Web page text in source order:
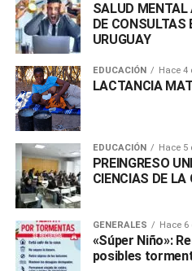
SALUD MENTAL
DE CONSULTAS
URUGUAY
EDUCACIÓN Hace 4
LACTANCIA
EDUCACIÓN Hace 5
PREINGRESO
CIENCIAS DE LA
GENERALES Hace 6
«Súper Niño»:
posibles